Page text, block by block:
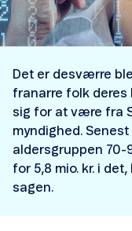
Det er desværre
franarre folk deres
sig for at være fra
myndighed.
aldersgruppen 70-
for 5,8 mio. kr. i
sagen.